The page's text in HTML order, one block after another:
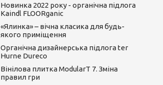
Новинка 2022 року - органічна підлога
Kaindl FLOORganic
«Ялинка» – вічна класика для будь-
якого приміщення
Органічна дизайнерська підлога ter
Hurne Dureco
Вінілова плитка ModularT 7. Зміна
правил гри